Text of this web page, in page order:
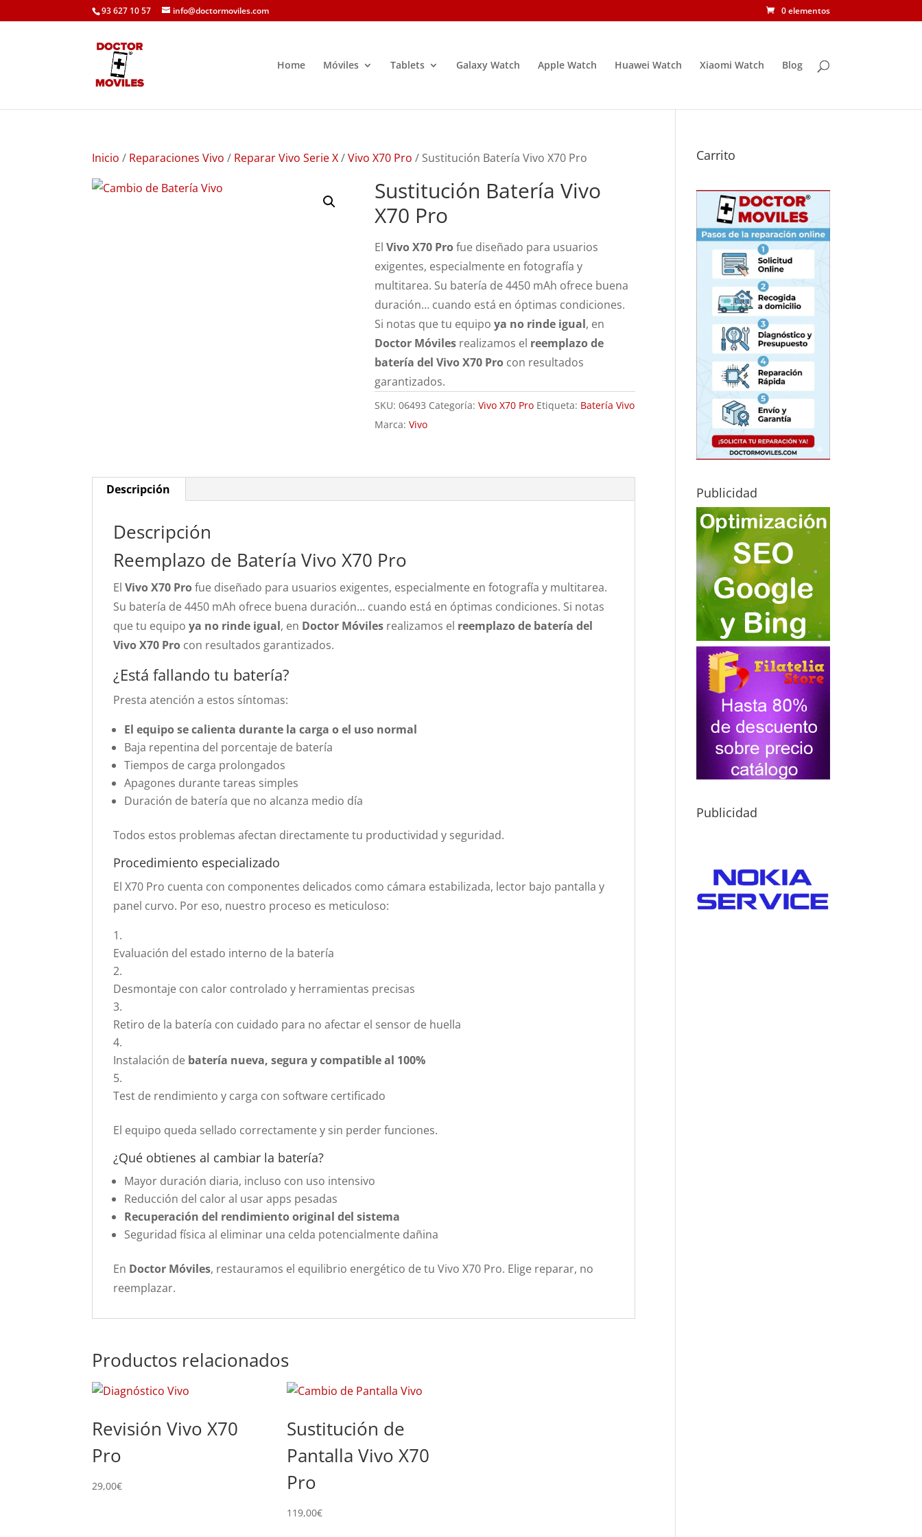
93 627 10 57 info@doctormoviles.com 0 elementos
Home Móviles Tablets Galaxy Watch Apple Watch Huawei Watch Xiaomi Watch Blog
Inicio / Reparaciones Vivo / Reparar Vivo Serie X/Vivo X70 Pro / Sustitución Batería Vivo X70 Pro
Sustitución Batería Vivo
X70 Pro
ElVivo X70 Profue diseñado para usuarios
exigentes, especialmente en fotografía y
multitarea. Su batería de 4450 mAh ofrece buena
duración… cuando está en óptimas condiciones.
Si notas que tu equipoya no rinde igual, en
Doctor Móviles realizamos el reemplazo de
batería del Vivo X70 Pro con resultados
garantizados.
SKU:06493 Categoría:Vivo X70 Pro Etiqueta: Batería Vivo
Marca:Vivo
Descripción
Descripción
Reemplazo de Batería Vivo X70 Pro
ElVivo X70 Profue diseñado para usuarios exigentes, especialmente en fotografía y multitarea.
Su batería de 4450 mAh ofrece buena duración… cuando está en óptimas condiciones. Si notas
que tu equipoya no rinde igual, en Doctor Móviles realizamos el reemplazo de batería del
Vivo X70 Pro con resultados garantizados.
¿Está fallando tu batería?
Presta atención a estos síntomas:
El equipo se calienta durante la carga o el uso normal
Baja repentina del porcentaje de batería
Tiempos de carga prolongados
Apagones durante tareas simples
Duración de batería que no alcanza medio día
Todos estos problemas afectan directamente tu productividad y seguridad.
Procedimiento especializado
El X70 Pro cuenta con componentes delicados como cámara estabilizada, lector bajo pantalla y
panel curvo. Por eso, nuestro proceso es meticuloso:
Evaluación del estado interno de la batería
Desmontaje con calor controlado y herramientas precisas
Retiro de la batería con cuidado para no afectar el sensor de huella
Instalación de batería nueva, segura y compatible al 100%
Test de rendimiento y carga con software certificado
El equipo queda sellado correctamente y sin perder funciones.
¿Qué obtienes al cambiar la batería?
Mayor duración diaria, incluso con uso intensivo
Reducción del calor al usar apps pesadas
Recuperación del rendimiento original del sistema
Seguridad física al eliminar una celda potencialmente dañina
En Doctor Móviles, restauramos el equilibrio energético de tu Vivo X70 Pro. Elige reparar, no
reemplazar.
Productos relacionados
Revisión Vivo X70
Pro
29,00€
Sustitución de
Pantalla Vivo X70
Pro
119,00€
Carrito
Publicidad
Publicidad